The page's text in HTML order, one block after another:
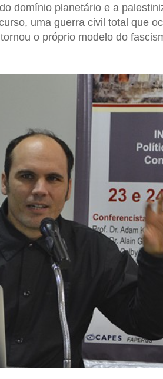
domínio planetário e a
uma guerra civil total que
o próprio modelo do